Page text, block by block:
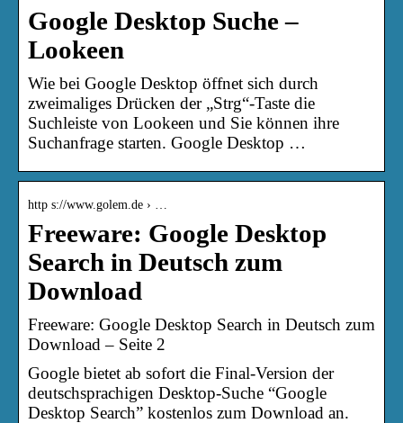
Google Desktop Suche –
Lookeen
Wie bei Google Desktop öffnet sich durch
zweimaliges Drücken der „Strg“-Taste die
Suchleiste von Lookeen und Sie können ihre
Suchanfrage starten. Google Desktop …
http s://www.golem.de › …
Freeware: Google Desktop
Search in Deutsch zum
Download
Freeware: Google Desktop Search in Deutsch zum
Download – Seite 2
Google bietet ab sofort die Final-Version der
deutschsprachigen Desktop-Suche “Google
Desktop Search” kostenlos zum Download an.